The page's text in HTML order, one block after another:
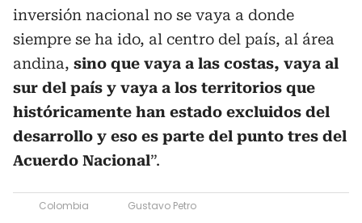
inversión nacional no se vaya a donde
siempre se ha ido, al centro del país, al área
andina, sino que vaya a las costas, vaya al
sur del país y vaya a los territorios que
históricamente han estado excluidos del
desarrollo y eso es parte del punto tres del
Acuerdo Nacional”.
Colombia
Gustavo Petro